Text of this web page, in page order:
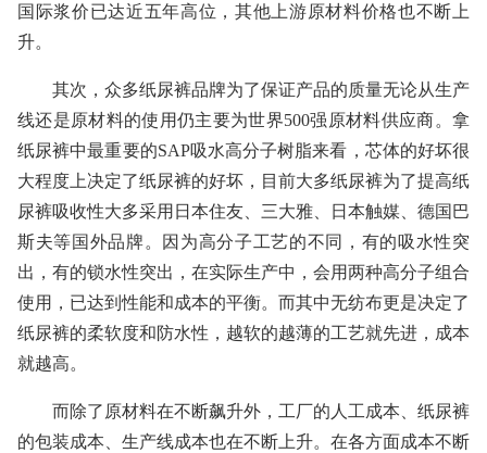
国际浆价已达近五年高位，其他上游原材料价格也不断上
升。
其次，众多纸尿裤品牌为了保证产品的质量无论从生产
线还是原材料的使用仍主要为世界500强原材料供应商。拿
纸尿裤中最重要的SAP吸水高分子树脂来看，芯体的好坏很
大程度上决定了纸尿裤的好坏，目前大多纸尿裤为了提高纸
尿裤吸收性大多采用日本住友、三大雅、日本触媒、德国巴
斯夫等国外品牌。因为高分子工艺的不同，有的吸水性突
出，有的锁水性突出，在实际生产中，会用两种高分子组合
使用，已达到性能和成本的平衡。而其中无纺布更是决定了
纸尿裤的柔软度和防水性，越软的越薄的工艺就先进，成本
就越高。
而除了原材料在不断飙升外，工厂的人工成本、纸尿裤
的包装成本、生产线成本也在不断上升。在各方面成本不断